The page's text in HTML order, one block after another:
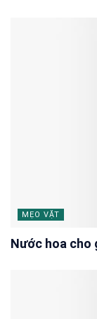
MẸO VẶT
Nước hoa cho